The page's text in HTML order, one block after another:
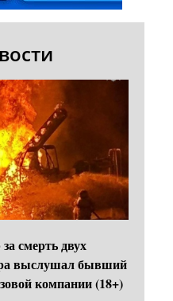
смерть двух
выслушал бывший
компании (18+)